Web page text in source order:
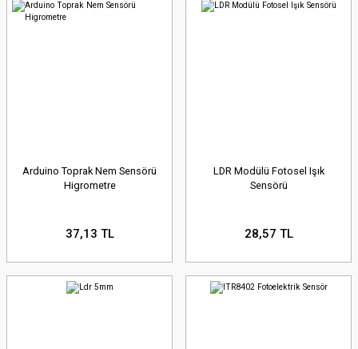
Arduino Toprak Nem Sensörü
Higrometre
37,13 TL
LDR Modülü Fotosel Işık
Sensörü
28,57 TL